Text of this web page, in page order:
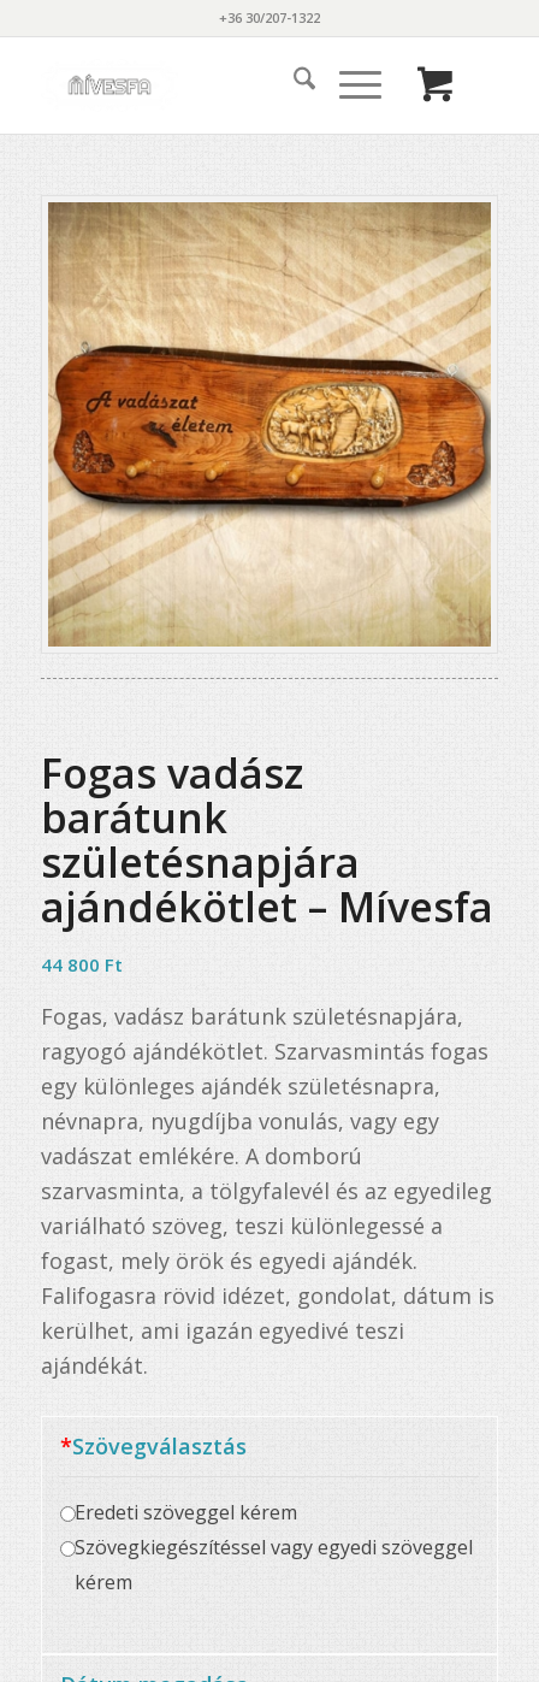
+36 30/207-1322
Fogas vadász
barátunk
születésnapjára
ajándékötlet – Mívesfa
44 800 Ft
Fogas, vadász barátunk születésnapjára,
ragyogó ajándékötlet. Szarvasmintás fogas
egy különleges ajándék születésnapra,
névnapra, nyugdíjba vonulás, vagy egy
vadászat emlékére. A domború
szarvasminta, a tölgyfalevél és az egyedileg
variálható szöveg, teszi különlegessé a
fogast, mely örök és egyedi ajándék.
Falifogasra rövid idézet, gondolat, dátum is
kerülhet, ami igazán egyedivé teszi
ajándékát.
*Szövegválasztás
Eredeti szöveggel kérem
Szövegkiegészítéssel vagy egyedi szöveggel
kérem